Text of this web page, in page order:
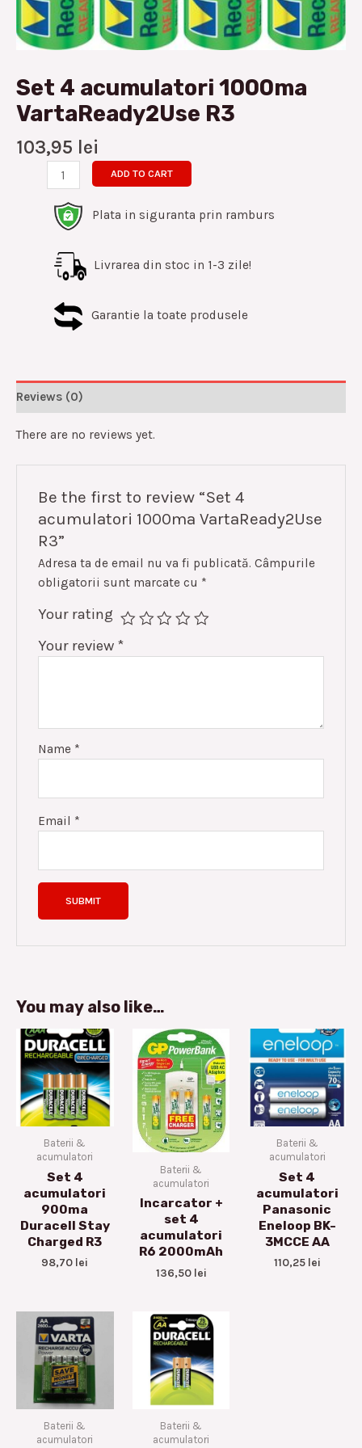
Set 4 acumulatori 1000ma
VartaReady2Use R3
103,95 lei
ADD TO CART
Plata in siguranta prin ramburs
Livrarea din stoc in 1-3 zile!
Garantie la toate produsele
Reviews (0)
There are no reviews yet.
Be the first to review “Set 4
acumulatori 1000ma VartaReady2Use
R3”
Adresa ta de email nu va fi publicată. Câmpurile
obligatorii sunt marcate cu *
Your rating
Your review *
Name *
Email *
You may also like…
Baterii &
acumulatori
Set 4
acumulatori
900ma
Duracell Stay
Charged R3
98,70 lei
Baterii &
acumulatori
Incarcator +
set 4
acumulatori
R6 2000mAh
136,50 lei
Baterii &
acumulatori
Set 4
acumulatori
Panasonic
Eneloop BK-
3MCCE AA
110,25 lei
Baterii &
acumulatori
Baterii &
acumulatori